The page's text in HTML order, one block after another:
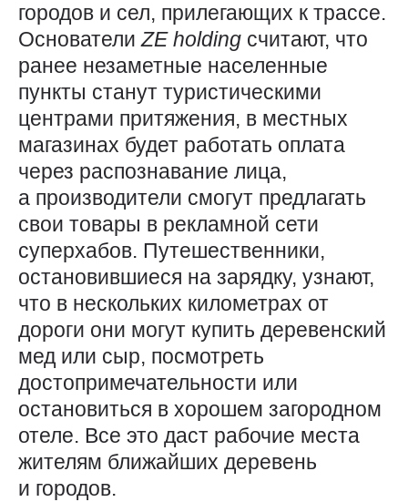
городов и сел, прилегающих к трассе.
ОснователиZEholding считают, что
ранее незаметные населенные
пункты станут туристическими
центрами притяжения, в местных
магазинах будет работать оплата
через распознавание лица,
а производители смогут предлагать
свои товары в рекламной сети
суперхабов. Путешественники,
остановившиеся на зарядку, узнают,
что в нескольких километрах от
дороги они могут купить деревенский
мед или сыр, посмотреть
достопримечательности или
остановиться в хорошем загородном
отеле. Все это даст рабочие места
жителям ближайших деревень
и городов.